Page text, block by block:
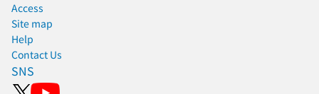
Access
Site map
Help
Contact Us
SNS